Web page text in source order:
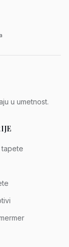
u umetnost.
tapete